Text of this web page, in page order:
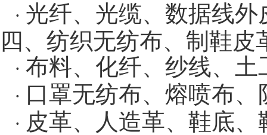
· 光纤、光缆、数据线外
四、纺织无纺布、制鞋皮
· 布料、化纤、纱线、
· 口罩无纺布、熔喷布
· 皮革、人造革、鞋底